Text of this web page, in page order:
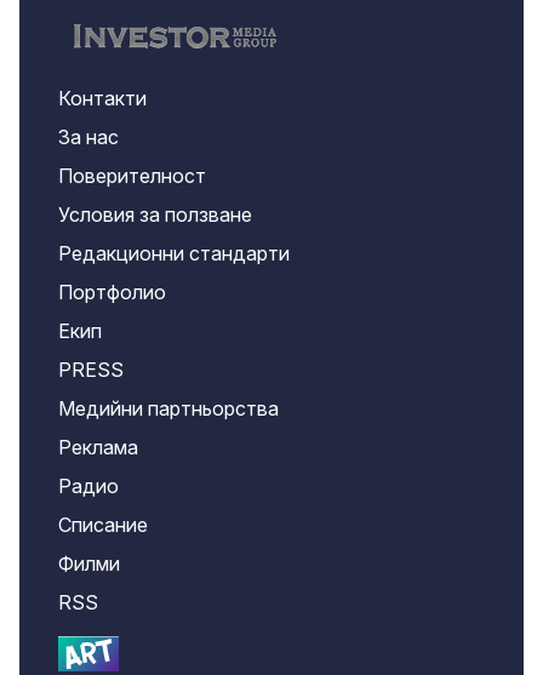
Контакти
За нас
Поверителност
Условия за ползване
Редакционни стандарти
Портфолио
Екип
PRESS
Медийни партньорства
Реклама
Радио
Списание
Филми
RSS